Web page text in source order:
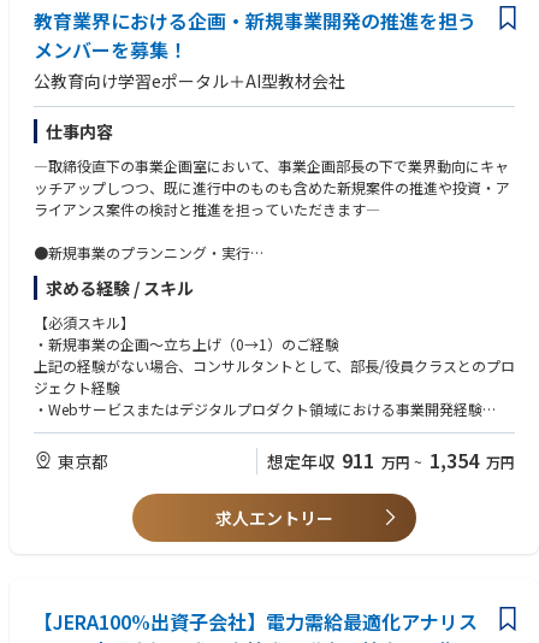
【具体的な業務】
①戦略および事業企画/事業実行プラン設計
・保険/金融業界における構造課題の抽出
・TAM再定義/勝ち筋設計
・事業仮説立案
・事業計画策定
・PoC設計〜商用化推進
・実行計画と実行部隊へのハンドオーバー
・大手保険会社等のトップ金融機関との共創案設計
・大手保険会社等の提携協議/交渉
・政府機関との連携協議
■仕事の魅力
・日本の社会課題に向き合い、政府や最大手企業と業界課題の解決に取り
組むことができる
・次世代事業の創出創出という重点テーマに取り組むことができる
・グループのアセットを最大限に活用した事業企画に取り組むことができ
る
・AI等の最先端テクノロジーに最前線に触れながら業務に携わることがで
教育業界における企画・新規事業開発の推進を担う
メンバーを募集！
公教育向け学習eポータル＋AI型教材会社
仕事内容
―取締役直下の事業企画室において、事業企画部長の下で業界動向にキャ
ッチアップしつつ、既に進行中のものも含めた新規案件の推進や投資・ア
ライアンス案件の検討と推進を担っていただきます―
●新規事業のプランニング・実行
└教育業界の中長期の見立て、新規事業機会の探索や機会のスクリーニン
グの実務を担う
・新規事業に関する戦略や実行計画を策定し、事業計画に落とし込む
・新規事業開発推進プロセスの進捗・課題の管理を行う（案件数が多い場
合は一部の案件検討をリードいただく可能性あり）
●投資・アライアンス案件の推進
└内部環境/外部環境を整理しつ、プランニング～クロージングの実務を
・自社の状況と今後の方向性をキャッチアップする
・推進中の投資・アライアンス案件の進捗、課題の管理を行う（潜在する
課題の発見、マネジメントへの働きかけを含む）
・カウンター（M&A仲介、アライアンス検討対象企業）との交渉を行う
計、事業化までを一気通貫で担う経験を積むことができます。0→1の創出
求める経験 / スキル
【必須スキル】
・新規事業の企画～立ち上げ（0→1）のご経験
上記の経験がない場合、コンサルタントとして、部長/役員クラスとのプロ
ジェクト経験
・Webサービスまたはデジタルプロダクト領域における事業開発経験
・日本語でネイティブと同等のコミュニケーションが可能なこと / Native-l
ike fluency in Japanese
・教育業界への関心
・投資・アライアンス業務の経験
東京都 想定年収 911 万円 ~ 1,354 万円
求人エントリー
【JERA100%出資子会社】電力需給最適化アナリス